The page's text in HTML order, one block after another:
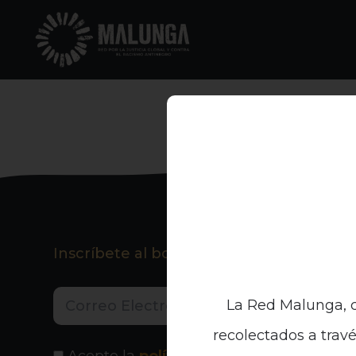
Inscríbete al boletín informativo
La Red Malunga,
recolectados a